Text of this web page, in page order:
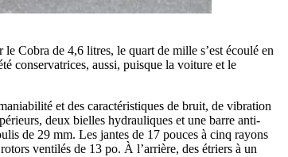
Cobra de 4,6 litres, le quart de mille s’est écoulé en
conservatrices, aussi, puisque la voiture et le
et des caractéristiques de bruit, de vibration
deux bielles hydrauliques et une barre anti-
de 29 mm. Les jantes de 17 pouces à cinq rayons
ventilés de 13 po. À l’arrière, des étriers à un